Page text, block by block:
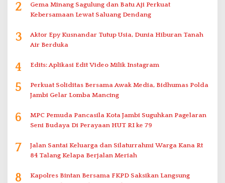
2
Gema Minang Sagulung dan Batu Aji Perkuat
Kebersamaan Lewat Saluang Dendang
3
Aktor Epy Kusnandar Tutup Usia, Dunia Hiburan Tanah
Air Berduka
4 Edits: Aplikasi Edit Video Milik Instagram
5
Perkuat Soliditas Bersama Awak Media, Bidhumas Polda
Jambi Gelar Lomba Mancing
6
MPC Pemuda Pancasila Kota Jambi Suguhkan Pagelaran
Seni Budaya Di Perayaan HUT RI ke 79
7
Jalan Santai Keluarga dan Silaturrahmi Warga Kana Rt
84 Talang Kelapa Berjalan Meriah
8
Kapolres Bintan Bersama FKPD Saksikan Langsung